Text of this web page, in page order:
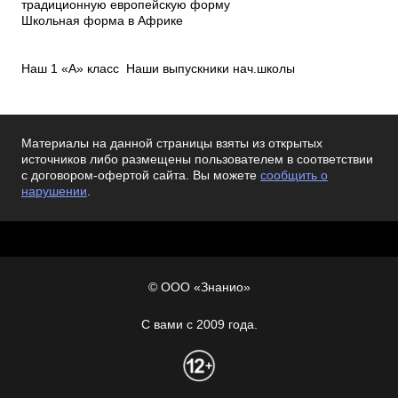
Материалы на данной страницы взяты из открытых
источников либо размещены пользователем в соответствии
с договором-офертой сайта. Вы можете сообщить о
нарушении.
© ООО «Знанио»
С вами с 2009 года.